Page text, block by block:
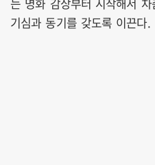
기심과 동기를 갖도록 이끈다.